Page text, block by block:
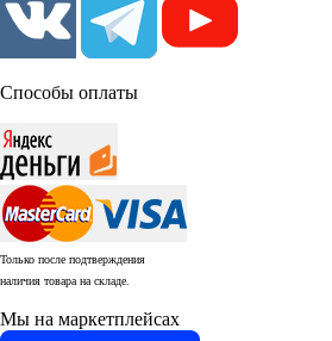
Способы оплаты
Только после подтверждения
наличия товара на складе.
Мы на маркетплейсах